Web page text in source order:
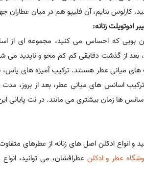
کارلوس بنایم، آن فلیپو هم در میان عطاران
زنانه:
بویی که احساس می کنید، مجموعه ای از
از گذشت دقایقی کم کم محو و ناپدید می
میانی عطر هستند. ترکیب آمیزه های
اسانس های میانی عطر، بعد از بروز، مدت
ها زمان بیشتری می مانند. در نت پایانی
و انواع ادکلن اصل های زنانه از عطرهای
عطر و ادکلن عطرافشان، می توانید،